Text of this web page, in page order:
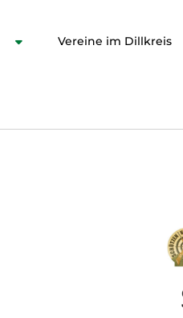
Vereine im Dillkreis